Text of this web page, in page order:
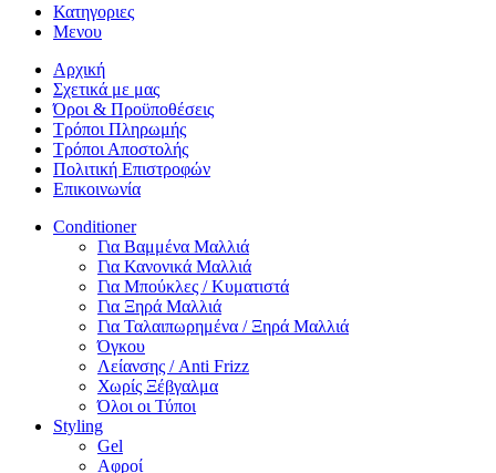
Κατηγοριες
Μενου
Αρχική
Σχετικά με μας
Όροι & Προϋποθέσεις
Τρόποι Πληρωμής
Τρόποι Αποστολής
Πολιτική Επιστροφών
Επικοινωνία
Conditioner
Για Βαμμένα Μαλλιά
Για Κανονικά Μαλλιά
Για Μπούκλες / Κυματιστά
Για Ξηρά Μαλλιά
Για Ταλαιπωρημένα / Ξηρά Μαλλιά
Όγκου
Λείανσης / Anti Frizz
Χωρίς Ξέβγαλμα
Όλοι οι Τύποι
Styling
Gel
Αφροί